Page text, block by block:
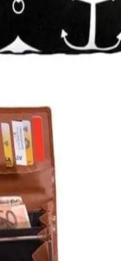
Τσάντα θαλάσσης Anchors
12,40€